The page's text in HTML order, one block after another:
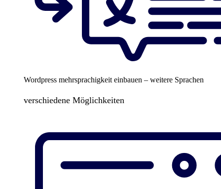
Wordpress mehrsprachigkeit einbauen – weitere Sprachen
verschiedene Möglichkeiten